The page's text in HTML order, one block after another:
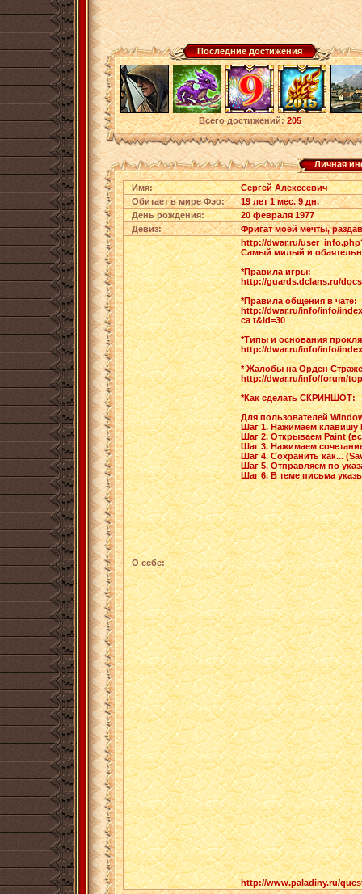
Последние достижения
Всего достижений: 205
Личная
Имя:
Сергей Алексеевич
Обитает в мире Фэо:
19 лет 1 мес. 9 дн.
День рождения:
20 февраля 1977
Девиз:
Фригат моей мечты,
О себе:
http://dwar.ru/
Самый милый и
*Правила игры:
http://guards.dclans.ru/
*Правила общения в чате:
http://dwar.ru/info/info/
ca t&id=30
*Типы и основания
http://dwar.ru/info/info/
* Жалобы на Орден
http://dwar.ru/info/forum/
*Как сделать СКРИНШОТ:
Для пользователей
Шаг 1. Нажимаем клавишу
Шаг 2. Открываем Paint
Шаг 3. Нажимаем
Шаг 4. Сохранить как...
Шаг 5. Отправляем по
Шаг 6. В теме письма
http://www.paladiny.ru/